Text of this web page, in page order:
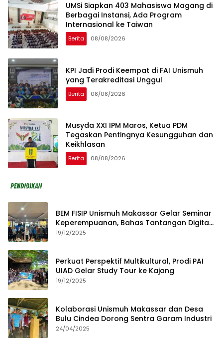
UMSi Siapkan 403 Mahasiswa Magang di
Berbagai Instansi, Ada Program
Internasional ke Taiwan
Berita 08/08/2026
KPI Jadi Prodi Keempat di FAI Unismuh
yang Terakreditasi Unggul
Berita 08/08/2026
Musyda XXI IPM Maros, Ketua PDM
Tegaskan Pentingnya Kesungguhan dan
Keikhlasan
Berita 08/08/2026
BEM FISIP Unismuh Makassar Gelar Seminar
Keperempuanan, Bahas Tantangan Digital
dan Budaya Lokal
19/12/2025
Perkuat Perspektif Multikultural, Prodi PAI
UIAD Gelar Study Tour ke Kajang
19/12/2025
Kolaborasi Unismuh Makassar dan Desa
Bulu Cindea Dorong Sentra Garam Industri
24/04/2025